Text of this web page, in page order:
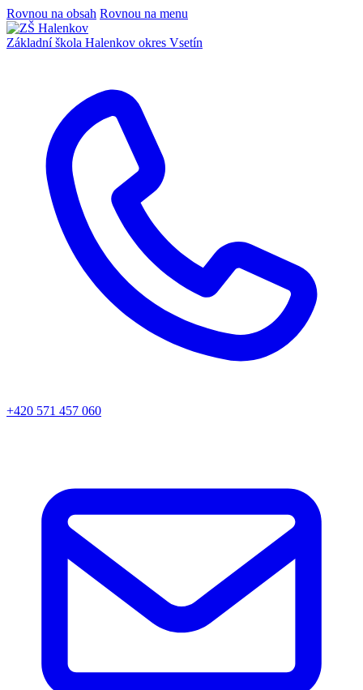
Rovnou na obsah Rovnou na menu
Základní škola Halenkov okres Vsetín
+420 571 457 060